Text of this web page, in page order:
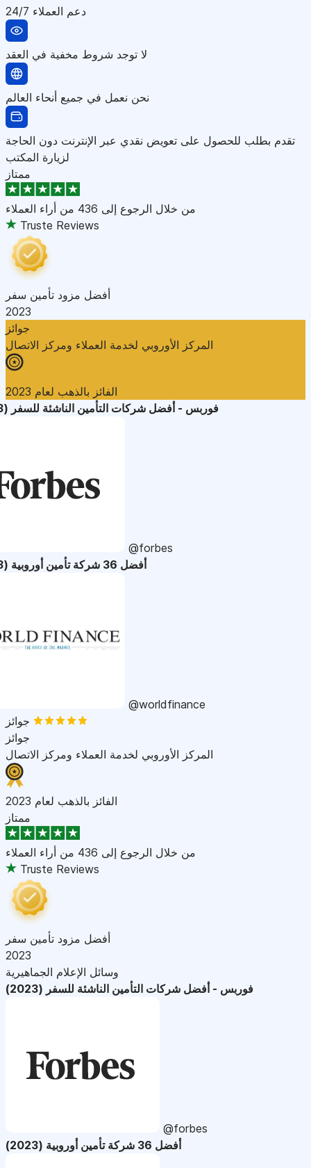
دعم العملاء 24/7
لا توجد شروط مخفية في العقد
نحن نعمل في جميع أنحاء العالم
تقدم بطلب للحصول على تعويض نقدي عبر الإنترنت دون الحاجة
لزيارة المكتب
ممتاز
من خلال الرجوع إلى 436 من أراء العملاء
Truste Reviews
أفضل مزود تأمين سفر
2023
جوائز
المركز الأوروبي لخدمة العملاء ومركز الاتصال
الفائز بالذهب لعام 2023
فوربس - أفضل شركات التأمين الناشئة للسفر (2023)
@forbes
أفضل 36 شركة تأمين أوروبية (2023)
@worldfinance
جوائز
المركز الأوروبي لخدمة العملاء ومركز الاتصال
الفائز بالذهب لعام 2023
ممتاز
من خلال الرجوع إلى 436 من أراء العملاء
Truste Reviews
أفضل مزود تأمين سفر
2023
وسائل الإعلام الجماهيرية
فوربس - أفضل شركات التأمين الناشئة للسفر (2023)
@forbes
أفضل 36 شركة تأمين أوروبية (2023)